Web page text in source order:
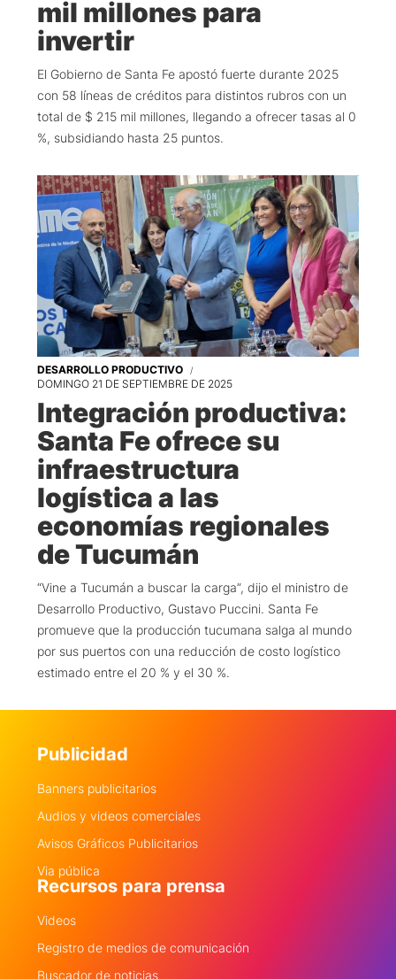
mil millones para
invertir
El Gobierno de Santa Fe apostó fuerte durante 2025
con 58 líneas de créditos para distintos rubros con un
total de $ 215 mil millones, llegando a ofrecer tasas al 0
%, subsidiando hasta 25 puntos.
DESARROLLO PRODUCTIVO
DOMINGO 21 DE SEPTIEMBRE DE 2025
Integración productiva:
Santa Fe ofrece su
infraestructura
logística a las
economías regionales
de Tucumán
“Vine a Tucumán a buscar la carga”, dijo el ministro de
Desarrollo Productivo, Gustavo Puccini. Santa Fe
promueve que la producción tucumana salga al mundo
por sus puertos con una reducción de costo logístico
estimado entre el 20 % y el 30 %.
Publicidad
Banners publicitarios
Audios y videos comerciales
Avisos Gráficos Publicitarios
Via pública
Recursos para prensa
Videos
Registro de medios de comunicación
Buscador de noticias